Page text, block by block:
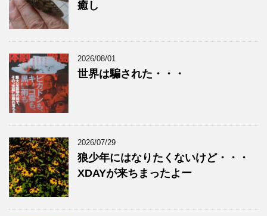
癒し
2026/08/01
世界は騙された・・・
2026/07/29
狼少年にはなりたくないけど・・・
XDAYが来ちまったよー